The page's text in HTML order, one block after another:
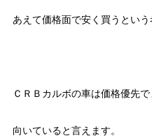
あえて価格面で安く買うとい
ＣＲＢカルボの車は価格優先
向いていると言えます。